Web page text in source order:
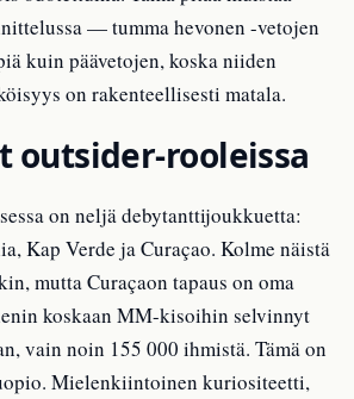
— tumma hevonen -vetojen
kuin päävetojen, koska niiden
on rakenteellisesti matala.
outsider-rooleissa
on neljä debytanttijoukkuetta:
Kap Verde ja Curaçao. Kolme näistä
mutta Curaçaon tapaus on oma
koskaan MM-kisoihin selvinnyt
vain noin 155 000 ihmistä. Tämä on
Mielenkiintoinen kuriositeetti,